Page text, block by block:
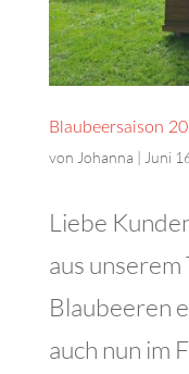
Blaubeersaison
von Johanna | Juni
Liebe
aus
Blaubeeren
auch nun im